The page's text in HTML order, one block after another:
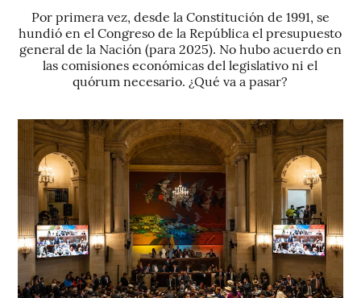
Por primera vez, desde la Constitución de 1991, se
hundió en el Congreso de la República el presupuesto
general de la Nación (para 2025). No hubo acuerdo en
las comisiones económicas del legislativo ni el
quórum necesario. ¿Qué va a pasar?